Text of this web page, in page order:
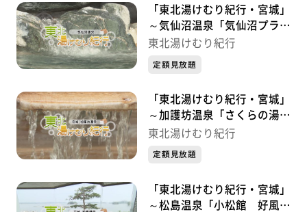
「東北湯けむり紀行・宮城」
～気仙沼温泉「気仙沼プラザ
ホテル」～
東北湯けむり紀行
定額見放題
「東北湯けむり紀行・宮城」
～加護坊温泉「さくらの湯」
～
東北湯けむり紀行
定額見放題
「東北湯けむり紀行・宮城」
～松島温泉「小松館 好風